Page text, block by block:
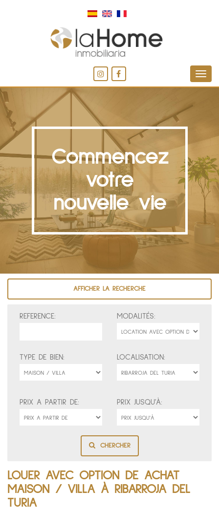
Commencez
votre
nouvelle vie
AFFICHER LA RECHERCHE
REFERENCE: MODALITÉS:
TYPE DE BIEN: LOCALISATION:
PRIX A PARTIR DE: PRIX JUSQU'À:
CHERCHER
LOUER AVEC OPTION DE ACHAT
MAISON / VILLA À RIBARROJA DEL
TURIA